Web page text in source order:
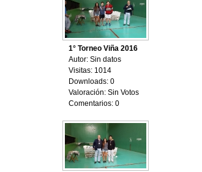
1° Torneo Viña 2016
Autor: Sin datos
Visitas: 1014
Downloads: 0
Valoración: Sin Votos
Comentarios: 0